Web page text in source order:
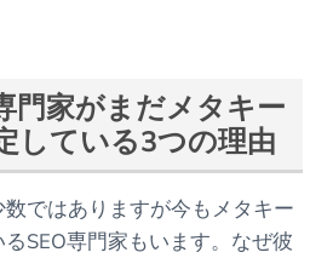
門家がまだメタキー
している3つの理由
ではありますが今もメタキー
SEO専門家もいます。なぜ彼